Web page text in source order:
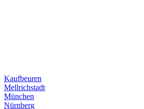
Kaufbeuren
Mellrichstadt
München
Nürnberg